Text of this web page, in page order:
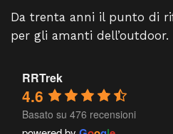
Da trenta anni il punto di
per gli amanti dell’outdoor.
RRTrek
4.6
Basato su 476 recensioni